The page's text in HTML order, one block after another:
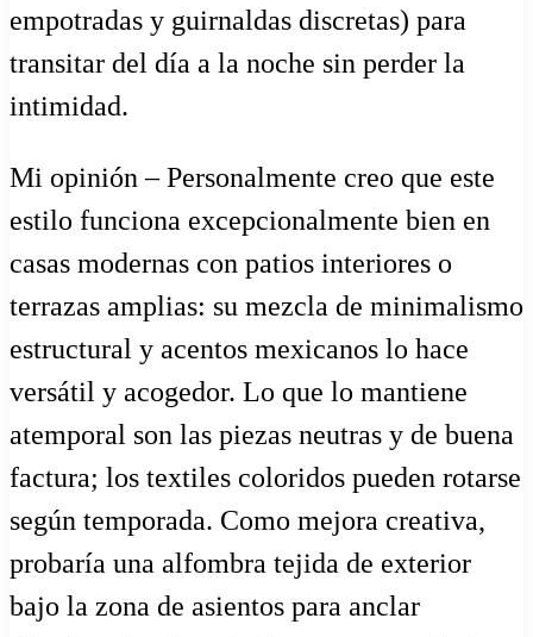
empotradas y guirnaldas discretas) para
transitar del día a la noche sin perder la
intimidad.
Mi opinión – Personalmente creo que este
estilo funciona excepcionalmente bien en
casas modernas con patios interiores o
terrazas amplias: su mezcla de minimalismo
estructural y acentos mexicanos lo hace
versátil y acogedor. Lo que lo mantiene
atemporal son las piezas neutras y de buena
factura; los textiles coloridos pueden rotarse
según temporada. Como mejora creativa,
probaría una alfombra tejida de exterior
bajo la zona de asientos para anclar